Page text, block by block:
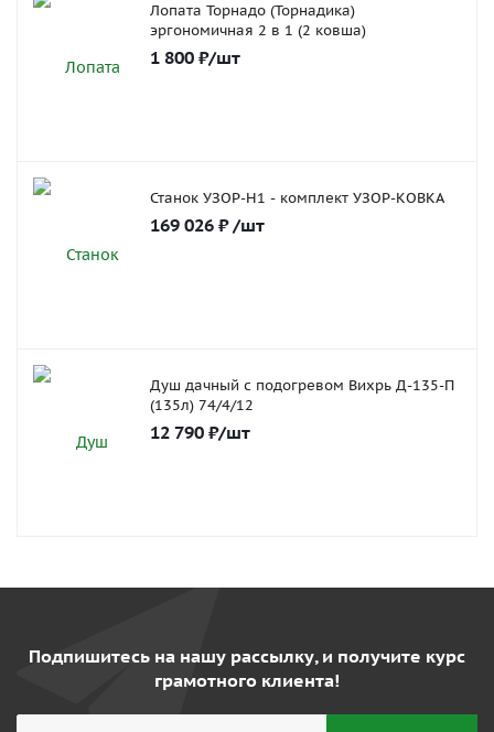
Лопата Торнадо (Торнадика)
эргономичная 2 в 1 (2 ковша)
1 800 ₽/шт
Станок УЗОР-Н1 - комплект УЗОР-КОВКА
169 026 ₽ /шт
Душ дачный с подогревом Вихрь Д-135-П
(135л) 74/4/12
12 790 ₽/шт
Подпишитесь на нашу рассылку, и получите курс
грамотного клиента!